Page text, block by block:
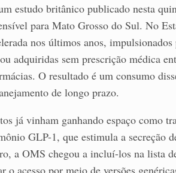
estudo britânico publicado nesta
para Mato Grosso do Sul. No
nos últimos anos,
adquiridas sem prescrição médica
O resultado é um consumo
de longo prazo.
já vinham ganhando espaço como
GLP-1, que estimula a secreção
a OMS chegou a incluí-los na lista